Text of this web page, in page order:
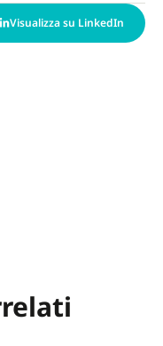
Visualizza su LinkedIn